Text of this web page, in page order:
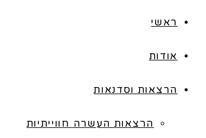
ראשי
אודות
הרצאות וסדנאות
הרצאות העשרה חווייתיות